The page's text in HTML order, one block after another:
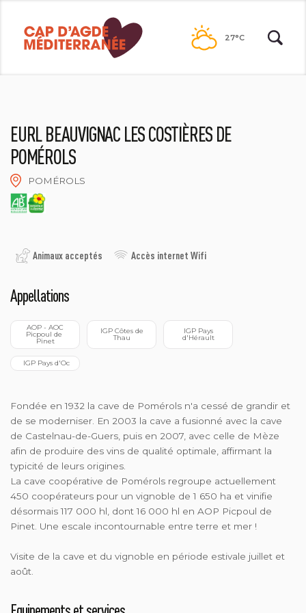
contenu
27°C
EURL BEAUVIGNAC LES COSTIÈRES DE
POMÉROLS
POMÉROLS
CAVES BEAUVIGNAC
Animaux acceptés Accès internet Wifi
Appellations
Picpoul de
Pinet Thau d'Hérault
IGP Pays d'Oc
Fondée en 1932 la cave de Pomérols n'a cessé de grandir et
de se moderniser. En 2003 la cave a fusionné avec la cave
de Castelnau-de-Guers, puis en 2007, avec celle de Mèze
afin de produire des vins de qualité optimale, affirmant la
typicité de leurs origines.
La cave coopérative de Pomérols regroupe actuellement
450 coopérateurs pour un vignoble de 1 650 ha et vinifie
désormais 117 000 hl, dont 16 000 hl en AOP Picpoul de
Pinet. Une escale incontournable entre terre et mer !
Visite de la cave et du vignoble en période estivale juillet et
août.